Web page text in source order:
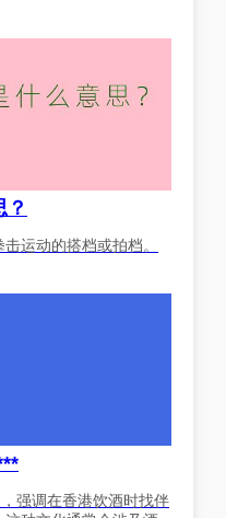
运动的搭档或拍档。
强调在香港饮酒时找伴